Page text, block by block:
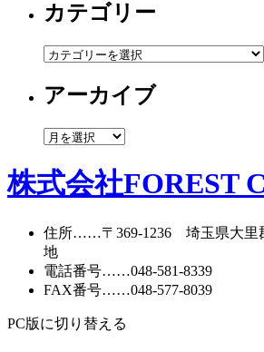
カテゴリー
カ
ゴ
ー
アーカイブ
ア
カ
イ
株式会社FOREST
住所……〒369-1236 埼玉県大里
地
電話番号……048-581-8339
FAX番号……048-577-8039
PC版に切り替える